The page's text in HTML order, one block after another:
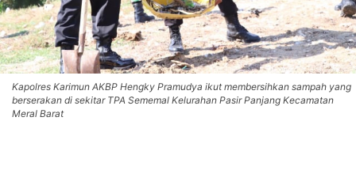
Kapolres Karimun AKBP Hengky Pramudya ikut membersihkan sampah yang
berserakan di sekitar TPA Sememal Kelurahan Pasir Panjang Kecamatan
Meral Barat